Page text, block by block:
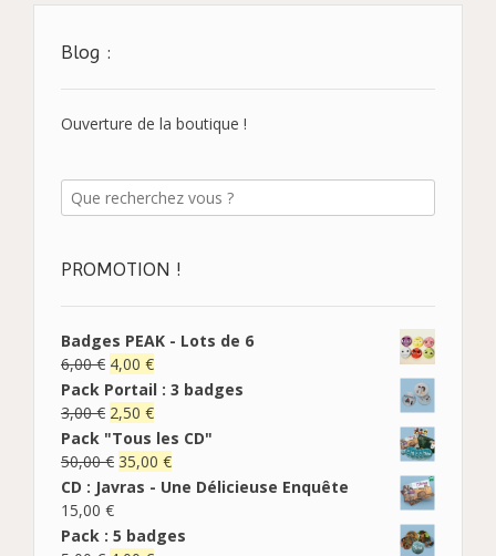
Blog :
Ouverture de la boutique !
PROMOTION !
Badges PEAK - Lots de 6
6,00€ 4,00 €
Pack Portail : 3 badges
3,00€ 2,50 €
Pack "Tous les CD"
50,00€ 35,00 €
CD : Javras - Une Délicieuse Enquête
15,00 €
Pack : 5 badges